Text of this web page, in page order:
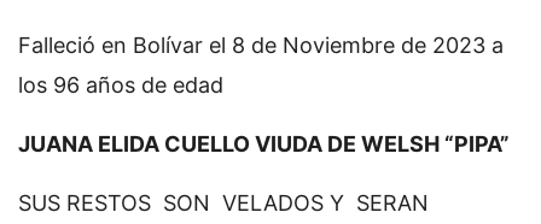
Falleció en Bolívar el 8 de Noviembre de 2023 a
los 96 años de edad
JUANA ELIDA CUELLO VIUDA DE WELSH “PIPA”
SUS RESTOS SON VELADOS Y SERAN